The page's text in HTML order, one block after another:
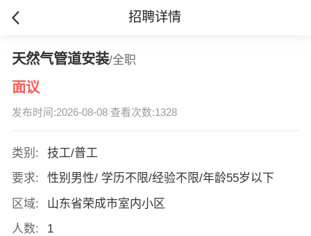
招聘详情
天然气管道安装/全职
面议
发布时间:2026-08-08 查看次数:1328
类别:
技工/普工
要求:
性别男性/ 学历不限/经验不限/年龄55岁以下
区域:
山东省荣成市室内小区
人数:
1